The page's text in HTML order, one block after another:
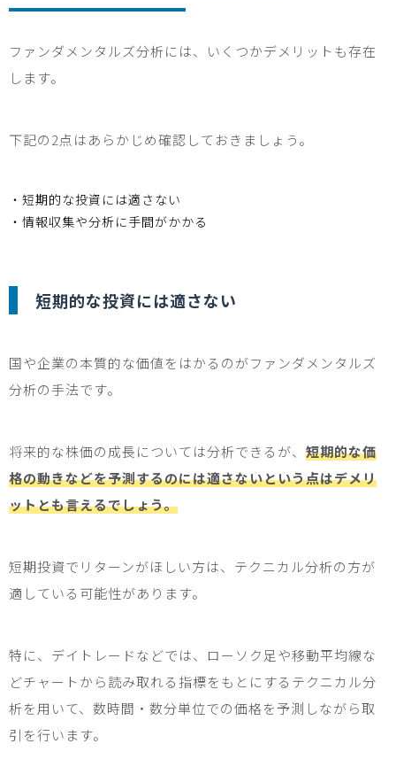
ファンダメンタルズ分析には、いくつかデメリットも存在
します。
下記の2点はあらかじめ確認しておきましょう。
・短期的な投資には適さない
・情報収集や分析に手間がかかる
短期的な投資には適さない
国や企業の本質的な価値をはかるのがファンダメンタルズ
分析の手法です。
将来的な株価の成長については分析できるが、 短期的な価
格の動きなどを予測するのには適さないという点はデメリ
ットとも言えるでしょう。
短期投資でリターンがほしい方は、テクニカル分析の方が
適している可能性があります。
特に、デイトレードなどでは、ローソク足や移動平均線な
どチャートから読み取れる指標をもとにするテクニカル分
析を用いて、数時間・数分単位での価格を予測しながら取
引を行います。